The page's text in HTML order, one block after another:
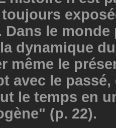
le monde
dynamique
même le
avec le
le temps en
(p. 22).